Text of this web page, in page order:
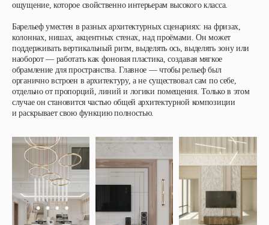
ощущение, которое свойственно интерьерам высокого класса.
Барельеф уместен в разных архитектурных сценариях: на фризах,
колоннах, нишах, акцентных стенах, над проёмами. Он может
поддерживать вертикальный ритм, выделять ось, выделять зону или
наоборот — работать как фоновая пластика, создавая мягкое
обрамление для пространства. Главное — чтобы рельеф был
органично встроен в архитектуру, а не существовал сам по себе,
отдельно от пропорций, линий и логики помещения. Только в этом
случае он становится частью общей архитектурной композиции
и раскрывает свою функцию полностью.